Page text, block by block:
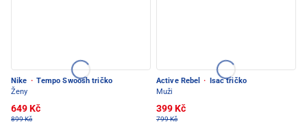
Nike · Tempo Swoosh tričko
Ženy
649 Kč
899 Kč
Active Rebel ·
Isac tričko
Muži
399 Kč
799 Kč